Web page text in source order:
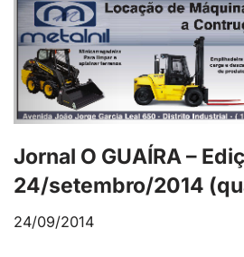
Jornal O GUAÍRA –
24/setembro/2014
24/09/2014